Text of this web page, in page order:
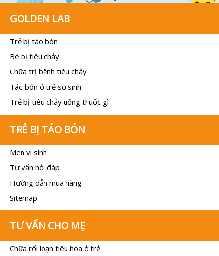
GOLDEN LAB
Trẻ bị táo bón
Bé bị tiêu chảy
Chữa trị bệnh tiêu chảy
Táo bón ở trẻ sơ sinh
Trẻ bị tiêu chảy uống thuốc gì
TRẺ BỊ TÁO BÓN
Men vi sinh
Tư vấn hỏi đáp
Hướng dẫn mua hàng
Sitemap
TƯ VẤN CHO MẸ
Chữa rối loạn tiêu hóa ở trẻ